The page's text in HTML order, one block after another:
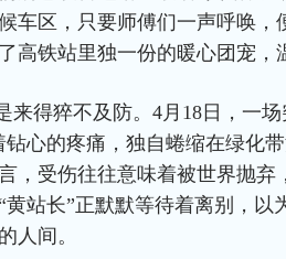
车区，只要师傅们一声呼唤，
高铁站里独一份的暖心团宠
来得猝不及防。4月18日，一
钻心的疼痛，独自蜷缩在绿化
，受伤往往意味着被世界抛弃
黄站长”正默默等待着离别，以
人间。